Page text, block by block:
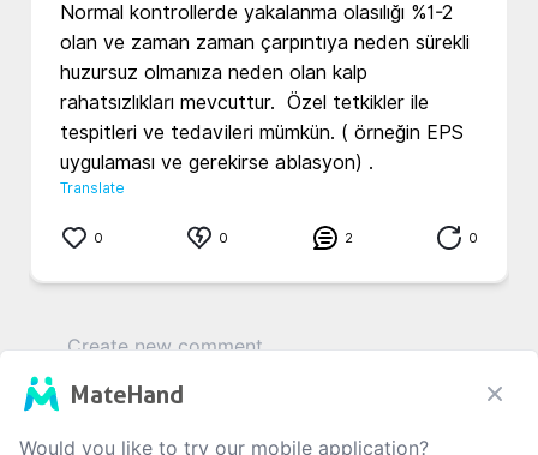
Normal kontrollerde yakalanma olasılığı %1-2
olan ve zaman zaman çarpıntıya neden sürekli
huzursuz olmanıza neden olan kalp
rahatsızlıkları mevcuttur.  Özel tetkikler ile
tespitleri ve tedavileri mümkün. ( örneğin EPS
uygulaması ve gerekirse ablasyon) .
Translate
0 0 2 0
MateHand
Would you like to try our mobile application?